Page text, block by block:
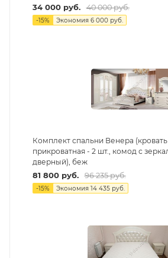
34 000руб. 40 000руб.
-15% Экономия 6 000руб.
Комплект спальни Венера (кровать
прикроватная - 2 шт., комод с
дверный), беж
81 800руб. 96 235руб.
-15% Экономия 14 435руб.